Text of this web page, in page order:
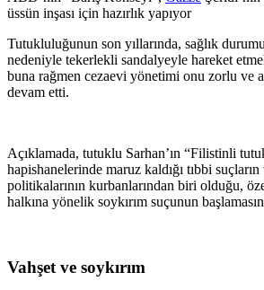
üssün inşası için hazırlık yapıyor
Tutukluluğunun son yıllarında, sağlık
nedeniyle tekerlekli sandalyeyle hareket
buna rağmen cezaevi yönetimi onu zorlu ve
devam etti.
Açıklamada, tutuklu Sarhan’ın “Filistinli
hapishanelerinde maruz kaldığı tıbbi
politikalarının kurbanlarından biri olduğu,
halkına yönelik soykırım suçunun
Vahşet ve soykırım